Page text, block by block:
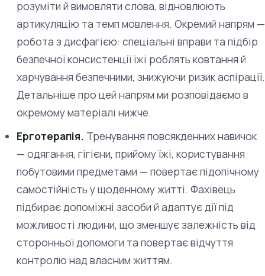
розуміти й вимовляти слова, відновлюють
артикуляцію та темп мовлення. Окремий напрям —
робота з дисфагією: спеціальні вправи та підбір
безпечної консистенції їжі роблять ковтання й
харчування безпечними, знижуючи ризик аспірації.
Детальніше про цей напрям ми розповідаємо в
окремому матеріалі нижче.
Ерготерапія. Тренування повсякденних навичок
— одягання, гігієни, прийому їжі, користування
побутовими предметами — повертає підопічному
самостійність у щоденному житті. Фахівець
підбирає допоміжні засоби й адаптує дії під
можливості людини, що зменшує залежність від
сторонньої допомоги та повертає відчуття
контролю над власним життям.